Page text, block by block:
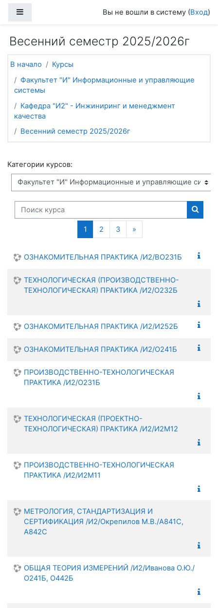
Вы не вошли в систему (Вход)
Весенний семестр 2025/2026г
В начало
Курсы
Факультет "И" Информационные и управляющие
системы
Кафедра "И2" - Инжиниринг и менеджмент
качества
Весенний семестр 2025/2026г
Категории курсов:
Поиск курса
Поиск
1 (текущая)
2 3 »Следующая страница
ОЗНАКОМИТЕЛЬНАЯ ПРАКТИКА /И2/ВО231Б
ТЕХНОЛОГИЧЕСКАЯ (ПРОИЗВОДСТВЕННО-
ТЕХНОЛОГИЧЕСКАЯ) ПРАКТИКА /И2/О232Б
ОЗНАКОМИТЕЛЬНАЯ ПРАКТИКА /И2/И252Б
ОЗНАКОМИТЕЛЬНАЯ ПРАКТИКА /И2/О241Б
ПРОИЗВОДСТВЕННО-ТЕХНОЛОГИЧЕСКАЯ
ПРАКТИКА /И2/О231Б
ТЕХНОЛОГИЧЕСКАЯ (ПРОЕКТНО-
ТЕХНОЛОГИЧЕСКАЯ) ПРАКТИКА /И2/И2М12
ПРОИЗВОДСТВЕННО-ТЕХНОЛОГИЧЕСКАЯ
ПРАКТИКА /И2/И2М11
МЕТРОЛОГИЯ, СТАНДАРТИЗАЦИЯ И
СЕРТИФИКАЦИЯ /И2/Окрепилов М.В./А841С,
А842С
ОБЩАЯ ТЕОРИЯ ИЗМЕРЕНИЙ /И2/Иванова О.Ю./
О241Б, О442Б